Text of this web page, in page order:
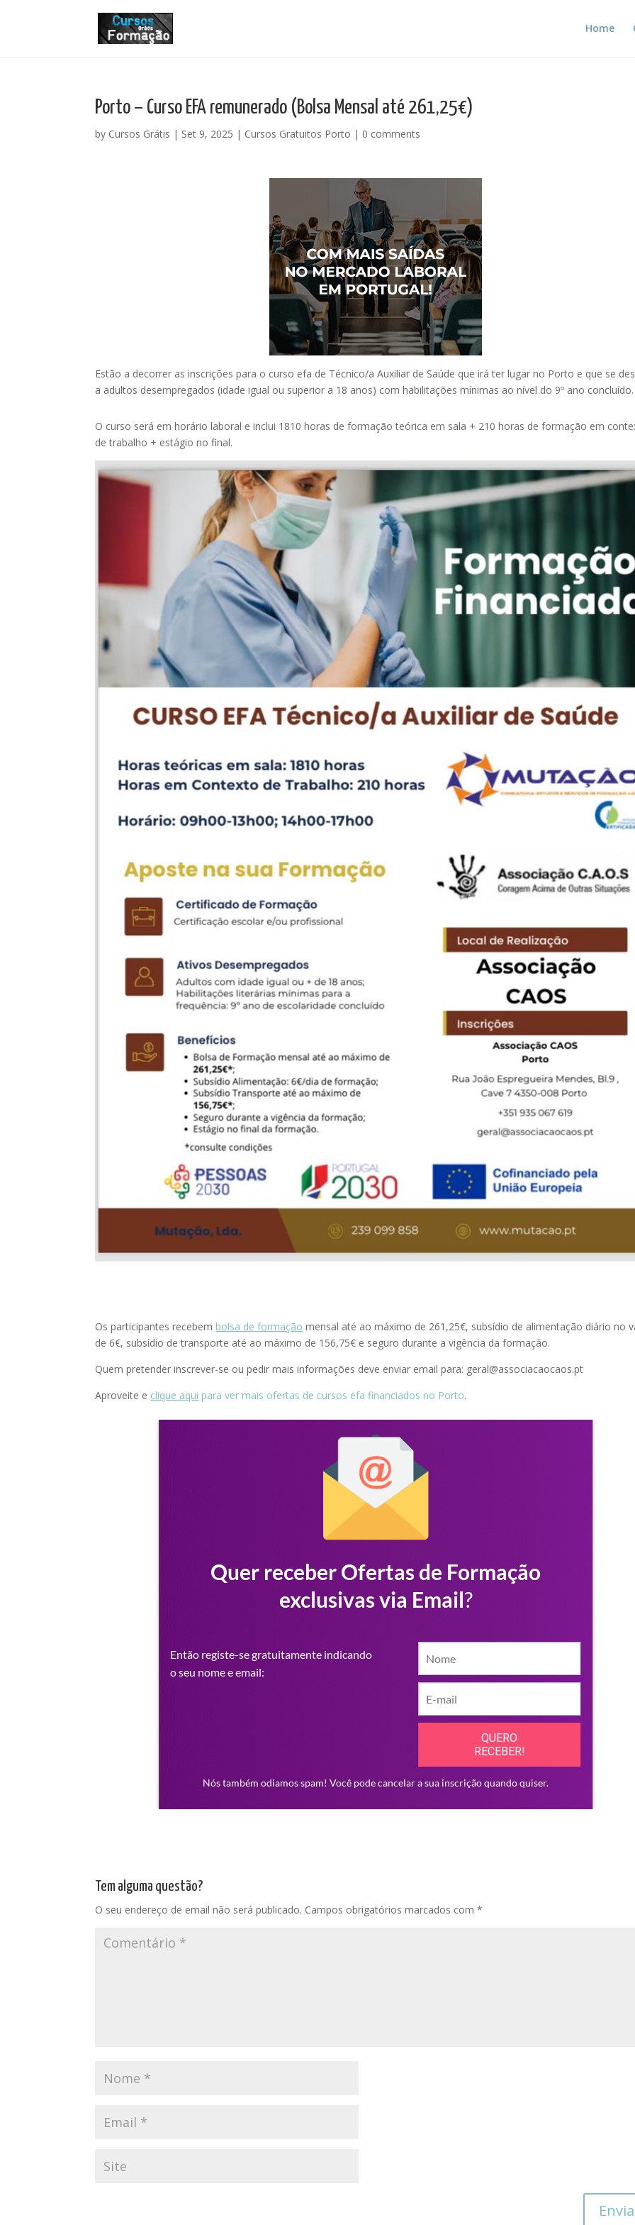
Home
Porto – Curso EFA remunerado (Bolsa Mensal até 261,25€)
by Cursos Grátis | Set 9, 2025 | Cursos Gratuitos Porto | 0 comments
Estão a decorrer as inscrições para o curso efa de Técnico/a Auxiliar de Saúde que irá ter lugar no Porto e que se
a adultos desempregados (idade igual ou superior a 18 anos) com habilitações mínimas ao nível do 9º ano concluído.
O curso será em horário laboral e inclui 1810 horas de formação teórica em sala + 210 horas de formação em
de trabalho + estágio no final.
Os participantes recebem bolsa de formação mensal até ao máximo de 261,25€, subsídio de alimentação diário no
de 6€, subsídio de transporte até ao máximo de 156,75€ e seguro durante a vigência da formação.
Quem pretender inscrever-se ou pedir mais informações deve enviar email para: geral@associacaocaos.pt
Aproveite e clique aqui para ver mais ofertas de cursos efa financiados no Porto.
Tem alguma questão?
O seu endereço de email não será publicado. Campos obrigatórios marcados com*